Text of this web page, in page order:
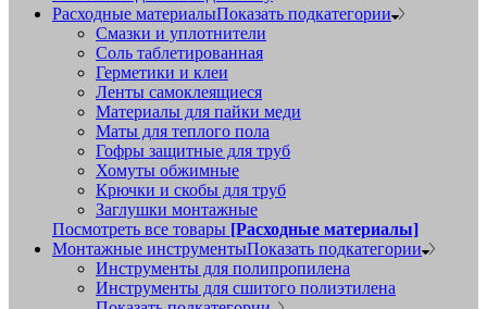
Расходные материалыПоказать подкатегории
Смазки и уплотнители
Соль таблетированная
Герметики и клеи
Ленты самоклеящиеся
Материалы для пайки меди
Маты для теплого пола
Гофры защитные для труб
Хомуты обжимные
Крючки и скобы для труб
Заглушки монтажные
Посмотреть все товары [Расходные материалы]
Монтажные инструментыПоказать подкатегории
Инструменты для полипропилена
Инструменты для сшитого полиэтилена